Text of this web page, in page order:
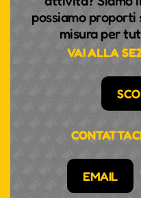
possiamo
misura per
VAI ALLA
EMAIL